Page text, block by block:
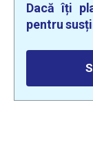
Dacă îți
pentru